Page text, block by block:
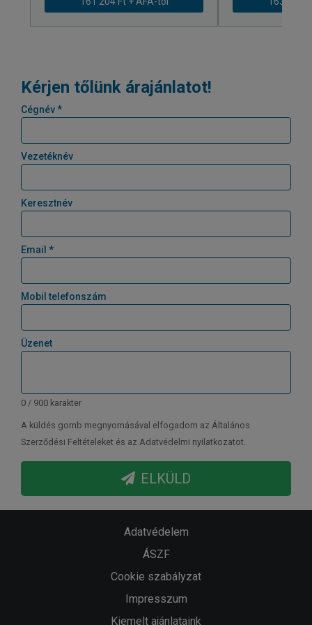
Kérjen tőlünk árajánlatot!
Cégnév *
Vezetéknév
Keresztnév
Email *
Mobil telefonszám
Üzenet
0 / 900 karakter
A küldés gomb megnyomásával elfogadom az Általános
Szerződési Feltételeket és az Adatvédelmi nyilatkozatot.
ELKÜLD
Adatvédelem
ÁSZF
Cookie szabályzat
Impresszum
Kiemelt ajánlataink